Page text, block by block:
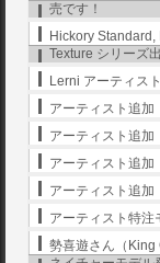
売です！
Hickory Standard,
Texture シリーズ
Lerni アーティス
アーティスト追加
アーティスト追加
アーティスト追加
アーティスト追加
アーティスト特注
勢喜遊さん（King